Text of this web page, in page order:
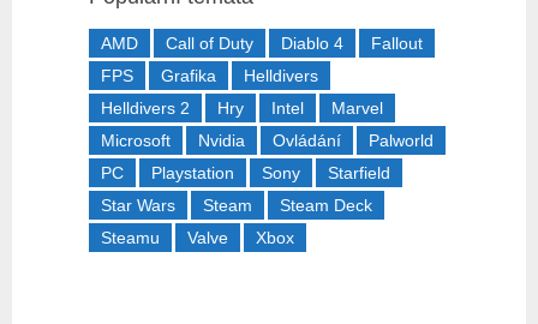
AMD Call of Duty Diablo 4
Fallout
FPS
Grafika
Helldivers
Helldivers 2
Hry Intel
Marvel
Microsoft
Nvidia Ovládání
Palworld
PC
Playstation Sony
Starfield
Star Wars
Steam
Steam Deck
Steamu
Valve Xbox